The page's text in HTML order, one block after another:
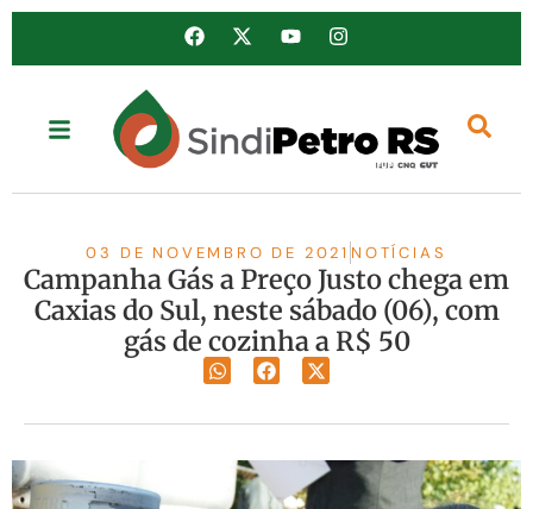
03 DE NOVEMBRO DE 2021 NOTÍCIAS
Campanha Gás a Preço Justo chega em
Caxias do Sul, neste sábado (06), com
gás de cozinha a R$ 50